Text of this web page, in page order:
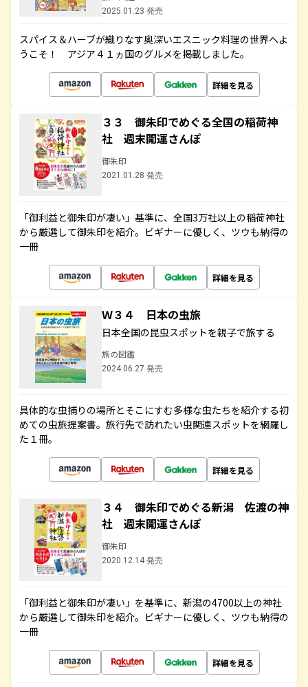
2025.01.23 発売
スパイス＆ハーブが織りなす奥深いエスニック料理の世界へよ
うこそ！ アジア４１ヵ国のグルメを掲載しました。
詳細を見る
３３ 御朱印でめぐる全国の稲荷神
社 週末開運さんぽ
御朱印
2021.01.28 発売
「御利益と御朱印が凄い」基準に、全国3万社以上の稲荷神社
から厳選して御朱印を紹介。ビギナーに優しく、ツウも納得の
一冊
詳細を見る
Ｗ３４ 日本の虫旅
日本全国の昆虫スポットを親子で旅する
旅の図鑑
2024.06.27 発売
具体的な虫捕りの場所とそこにすむ多様な虫たちを紹介する初
めての虫旅提案書。旅行先で訪れたい虫関連スポットを網羅し
た１冊。
詳細を見る
３４ 御朱印でめぐる新潟 佐渡の神
社 週末開運さんぽ
御朱印
2020.12.14 発売
「御利益と御朱印が凄い」を基準に、新潟の4700以上の神社
から厳選して御朱印を紹介。ビギナーに優しく、ツウも納得の
一冊
詳細を見る